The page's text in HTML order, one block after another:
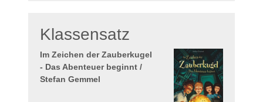
Klassensatz
Im Zeichen der Zauberkugel
- Das Abenteuer beginnt /
Stefan Gemmel